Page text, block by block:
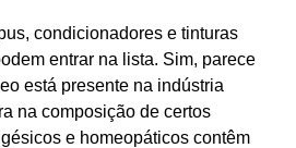
condicionadores e tinturas
entrar na lista. Sim, parece
está presente na indústria
na composição de certos
e homeopáticos contêm